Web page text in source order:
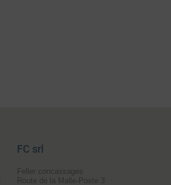
FC srl
Feller concassages
Route de la Malle-Poste 3